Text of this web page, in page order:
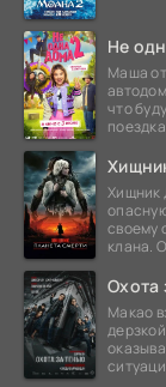
Не
Маша
что
Хищник
своему
клана.
Охота
Макао